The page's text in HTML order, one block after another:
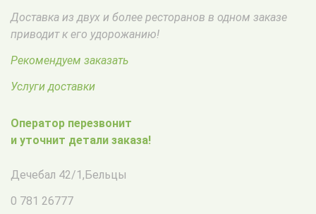
Доставка из двух и более ресторанов в одном заказе
приводит к его удорожанию!
Рекомендуем заказать
Услуги доставки
Оператор перезвонит
и уточнит детали заказа!
Дечебал 42/1,Бельцы
0 781 26777